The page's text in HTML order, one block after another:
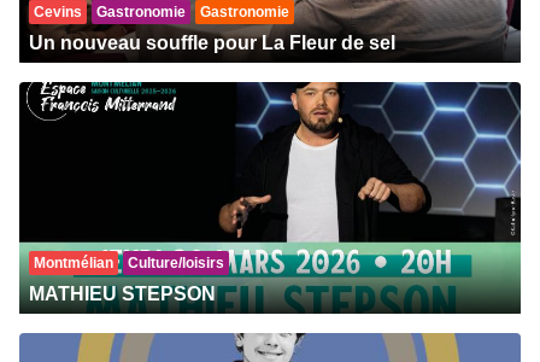
Cevins Gastronomie Gastronomie
Un nouveau souffle pour La Fleur de sel
Montmélian Culture/loisirs
MATHIEU STEPSON